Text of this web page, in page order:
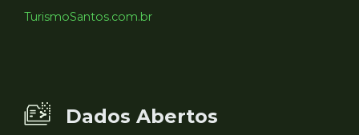
TurismoSantos.com.br
Dados Abertos